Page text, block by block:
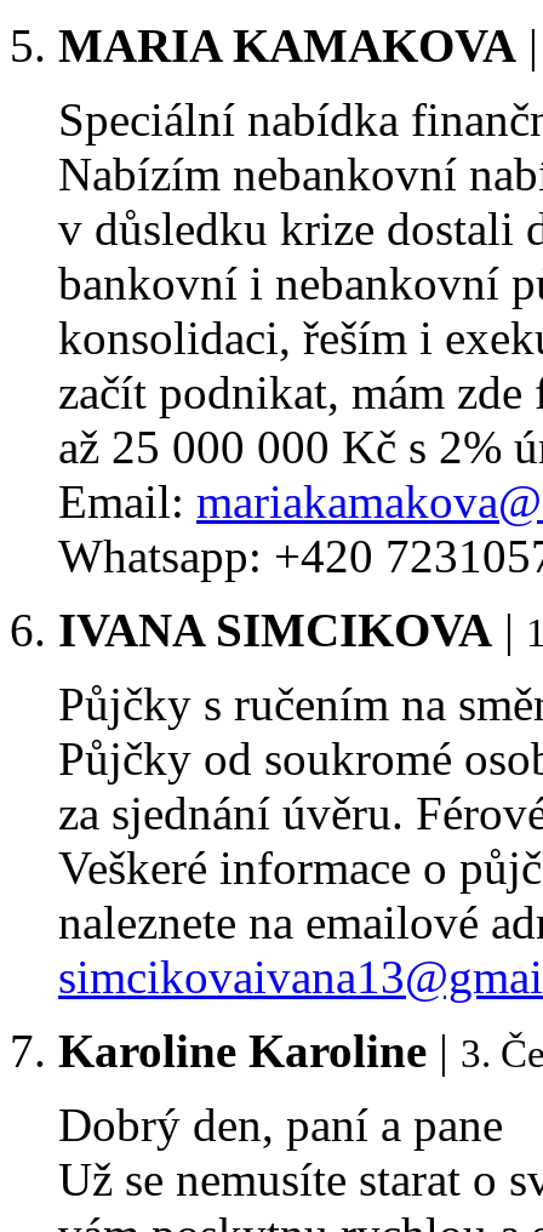
MARIA KAMAKOVA
Speciální nabídka
Nabízím nebankovní
v důsledku krize dostali
bankovní i nebankovní
konsolidaci, řeším i
začít podnikat, mám
až 25 000 000 Kč s 2%
Email:
Whatsapp: +420
IVANA SIMCIKOVA |
Půjčky s ručením na
Půjčky od soukromé
za sjednání úvěru.
Veškeré informace o
naleznete na emailové
Karoline Karoline | 3.
Dobrý den, paní a pane
Už se nemusíte starat o